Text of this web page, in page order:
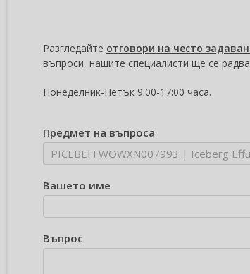
Разгледайте отговори на често
въпроси, нашите специалисти ще се
Понеделник-Петък 9:00-17:00 часа.
Предмет на въпроса
Вашето име
Въпрос